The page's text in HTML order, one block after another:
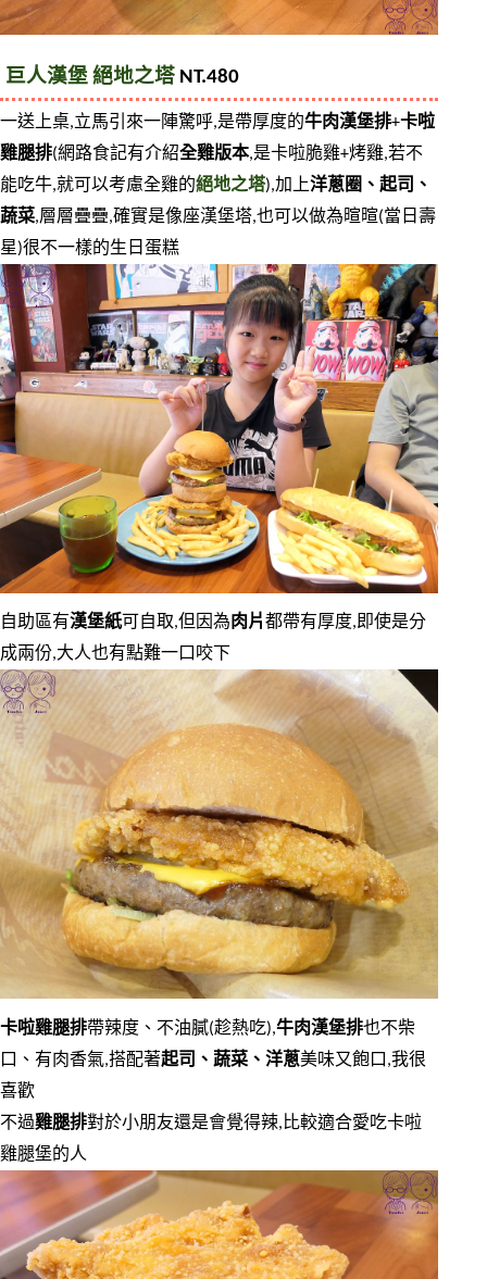
巨人漢堡 絕地之塔 NT.480
一送上桌,立馬引來一陣驚呼,是帶厚度的牛肉漢堡排+卡啦
雞腿排(網路食記有介紹全雞版本,是卡啦脆雞+烤雞,若不
能吃牛,就可以考慮全雞的絕地之塔),加上洋蔥圈、起司、
蔬菜,層層疊疊,確實是像座漢堡塔,也可以做為暄暄(當日壽
星)很不一樣的生日蛋糕
自助區有漢堡紙可自取,但因為 肉片都帶有厚度,即使是分
成兩份,大人也有點難一口咬下
卡啦雞腿排帶辣度、不油膩(趁熱吃),牛肉漢堡排也不柴
口、有肉香氣,搭配著起司、蔬菜、洋蔥美味又飽口,我很
喜歡
不過雞腿排對於小朋友還是會覺得辣,比較適合愛吃卡啦
雞腿堡的人